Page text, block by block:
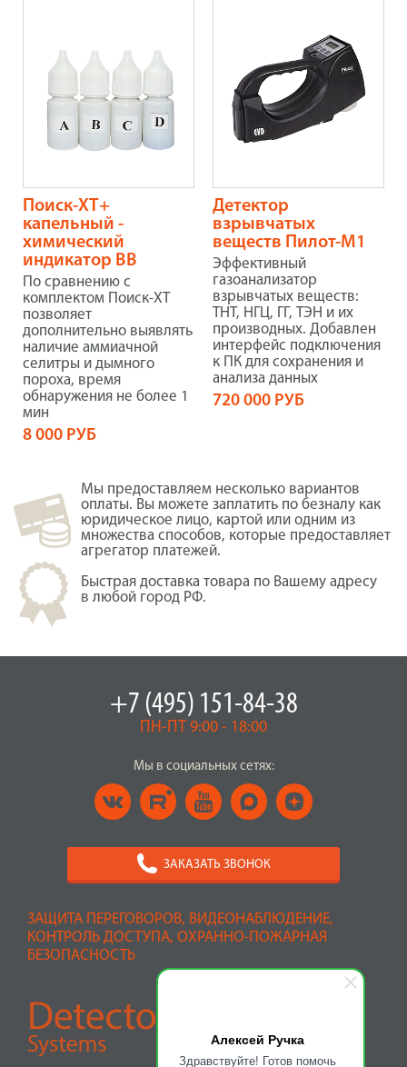
Алексей Ручка
Здравствуйте! Готов помочь
Поиск-XT+
капельный -
химический
индикатор ВВ
По сравнению с
комплектом Поиск-ХТ
позволяет
дополнительно выявлять
наличие аммиачной
селитры и дымного
пороха, время
обнаружения не более 1
мин
8 000 РУБ
Детектор
взрывчатых
веществ Пилот-М1
Эффективный
газоанализатор
взрывчатых веществ:
ТНТ, НГЦ, ГГ, ТЭН и их
производных. Добавлен
интерфейс подключения
к ПК для сохранения и
анализа данных
720 000 РУБ
Мы предоставляем несколько вариантов
оплаты. Вы можете заплатить по безналу как
юридическое лицо, картой или одним из
множества способов, которые предоставляет
агрегатор платежей.
Быстрая доставка товара по Вашему адресу
в любой город РФ.
ЗАЩИТА ПЕРЕГОВОРОВ, ВИДЕОНАБЛЮДЕНИЕ,
КОНТРОЛЬ ДОСТУПА, ОХРАННО-ПОЖАРНАЯ
БЕЗОПАСНОСТЬ
+7 (495) 151-84-38
ПН-ПТ 9:00 - 18:00
Мы в социальных сетях:
ЗАКАЗАТЬ ЗВОНОК